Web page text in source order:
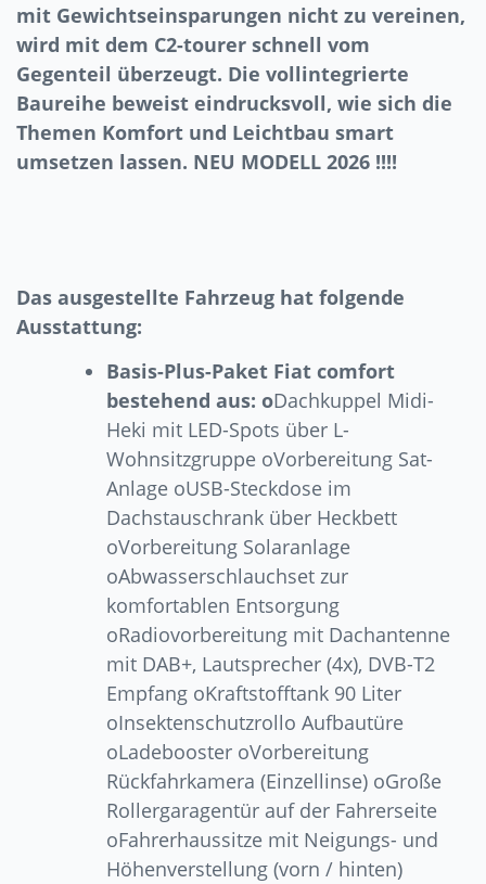
mit Gewichtseinsparungen nicht zu vereinen,
wird mit dem C2-tourer schnell vom
Gegenteil überzeugt. Die vollintegrierte
Baureihe beweist eindrucksvoll, wie sich die
Themen Komfort und Leichtbau smart
umsetzen lassen. NEU MODELL 2026 !!!!
Das ausgestellte Fahrzeug hat folgende
Ausstattung:
Basis-Plus-Paket Fiat comfort
bestehend aus: oDachkuppel Midi-
Heki mit LED-Spots über L-
Wohnsitzgruppe oVorbereitung Sat-
Anlage oUSB-Steckdose im
Dachstauschrank über Heckbett
oVorbereitung Solaranlage
oAbwasserschlauchset zur
komfortablen Entsorgung
oRadiovorbereitung mit Dachantenne
mit DAB+, Lautsprecher (4x), DVB-T2
Empfang oKraftstofftank 90 Liter
oInsektenschutzrollo Aufbautüre
oLadebooster oVorbereitung
Rückfahrkamera (Einzellinse) oGroße
Rollergaragentür auf der Fahrerseite
oFahrerhaussitze mit Neigungs- und
Höhenverstellung (vorn / hinten)